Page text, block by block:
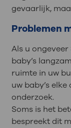
gevaarlijk,
Problemen
Als u
baby’s
ruimte in uw
uw baby’s
onderzoek.
Soms is het
bespreekt dit